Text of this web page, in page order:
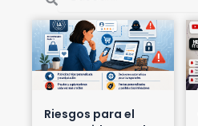
Riesgos para el